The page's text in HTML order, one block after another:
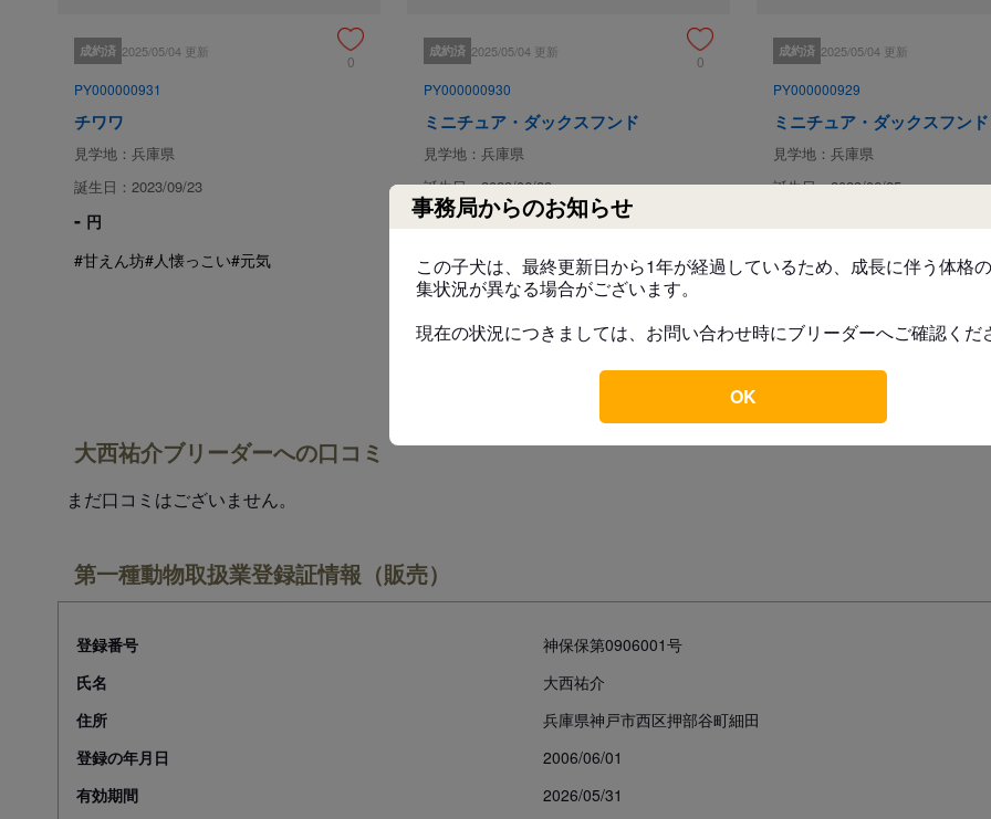
事務局からのお知らせ
この子犬は、最終更新日から1年が経過しているため、成長に伴う体格
集状況が異なる場合がございます。
現在の状況につきましては、お問い合わせ時にブリーダーへご確認くだ
OK
なお、ブリーダー、神経質な方
ご了承ください。
引き渡し後のサポート
質問や心配ごとがありましたら
見学、受け渡しについ
犬舎所在地
お支払い方法
見学についての注意事項
成約済 2025/05/04 更新
0
PY000000931
チワワ
見学地：兵庫県
誕生日：2023/09/23
- 円
#甘えん坊#人懐っこい#元気
成約済 2025/05/04 更新
0
PY000000930
ミニチュア・ダックスフンド
見学地：兵庫県
誕生日：2023/06/28
- 円
#人懐っこい
#甘えん坊#元気
成約済 2025/05/04 更新
PY000000929
ミニチュア・ダックスフンド
見学地：兵庫県
誕生日：2023/06/25
#元気 #甘えん坊#人懐っこい
このブリーダーの子犬を
もっと見る
大西祐介ブリーダーへの口コミ
まだ口コミはございません。
第一種動物取扱業登録証情報（販売）
登録番号
神保保第0906001号
氏名
大西祐介
住所
兵庫県神戸市西区押部谷町細田
登録の年月日
2006/06/01
有効期間
2026/05/31